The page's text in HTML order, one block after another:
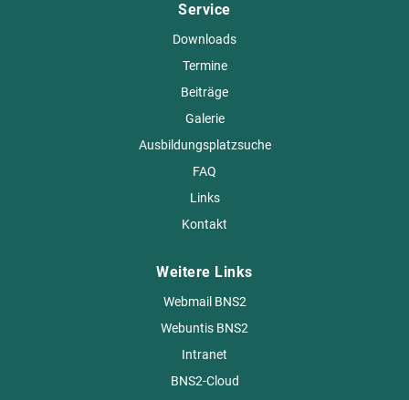
Service
Downloads
Termine
Beiträge
Galerie
Ausbildungsplatzsuche
FAQ
Links
Kontakt
Weitere Links
Webmail BNS2
Webuntis BNS2
Intranet
BNS2-Cloud